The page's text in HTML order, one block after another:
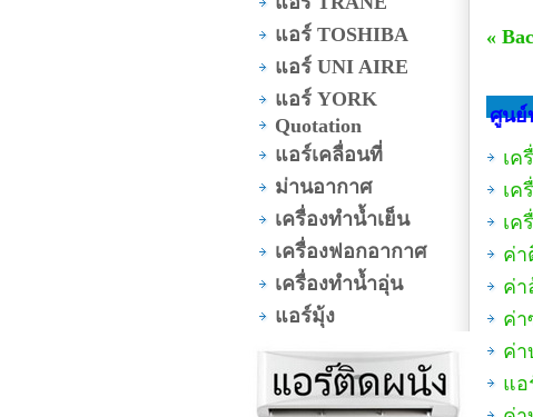
แอร์ TOSHIBA
แอร์ UNI AIRE
แอร์ YORK
Quotation
แอร์เคลื่อนที่
ม่านอากาศ
เครื่องทำน้ำเย็น
เครื่องฟอกอากาศ
เครื่องทำน้ำอุ่น
แอร์มุ้ง
«
ศูนย์
เค
เค
เค
ค่า
ค่า
ค่า
ค่า
แอ